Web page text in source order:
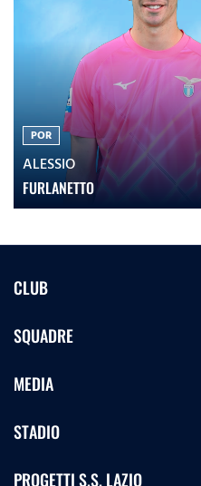
POR
ALESSIO
FURLANETTO
CLUB
SQUADRE
MEDIA
STADIO
PROGETTI S.S. LAZIO